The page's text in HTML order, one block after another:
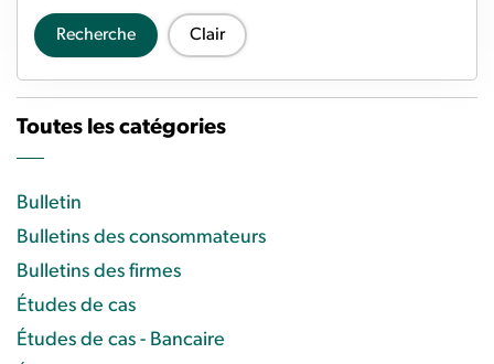
Recherche Clair
Toutes les catégories
Bulletin
Bulletins des consommateurs
Bulletins des firmes
Études de cas
Études de cas - Bancaire